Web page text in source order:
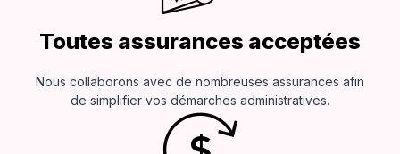
Toutes assurances acceptées
Nous collaborons avec de nombreuses assurances afin
de simplifier vos démarches administratives.